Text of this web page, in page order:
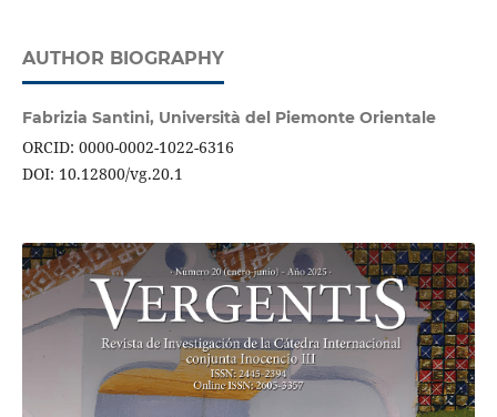
AUTHOR BIOGRAPHY
Fabrizia Santini, Università del Piemonte Orientale
ORCID: 0000-0002-1022-6316
DOI: 10.12800/vg.20.1